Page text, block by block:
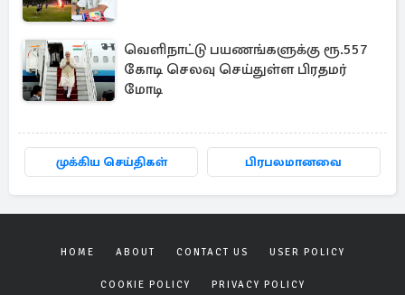
வெளிநாட்டு பயணங்களுக்கு ரூ.557
கோடி செலவு செய்துள்ள பிரதமர்
மோடி
முக்கிய செய்திகள் பிரபலமானவை
HOME ABOUT CONTACT US USER POLICY
COOKIE POLICY PRIVACY POLICY